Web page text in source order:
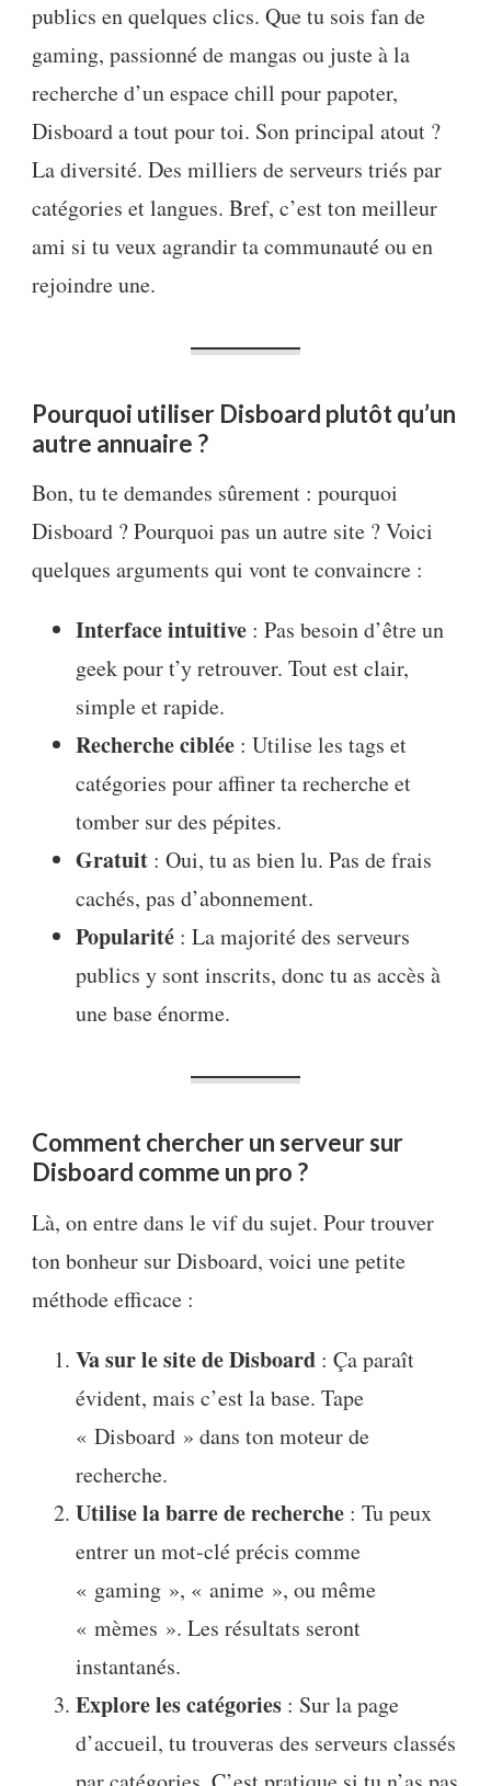
publics en quelques clics. Que tu sois fan de
gaming, passionné de mangas ou juste à la
recherche d’un espace chill pour papoter,
Disboard a tout pour toi. Son principal atout ?
La diversité. Des milliers de serveurs triés par
catégories et langues. Bref, c’est ton meilleur
ami si tu veux agrandir ta communauté ou en
rejoindre une.
Pourquoi utiliser Disboard plutôt qu’un
autre annuaire ?
Bon, tu te demandes sûrement : pourquoi
Disboard ? Pourquoi pas un autre site ? Voici
quelques arguments qui vont te convaincre :
Interface intuitive : Pas besoin d’être un
geek pour t’y retrouver. Tout est clair,
simple et rapide.
Recherche ciblée : Utilise les tags et
catégories pour affiner ta recherche et
tomber sur des pépites.
Gratuit : Oui, tu as bien lu. Pas de frais
cachés, pas d’abonnement.
Popularité : La majorité des serveurs
publics y sont inscrits, donc tu as accès à
une base énorme.
Comment chercher un serveur sur
Disboard comme un pro ?
Là, on entre dans le vif du sujet. Pour trouver
ton bonheur sur Disboard, voici une petite
méthode efficace :
Va sur le site de Disboard : Ça paraît
évident, mais c’est la base. Tape
« Disboard » dans ton moteur de
recherche.
Utilise la barre de recherche : Tu peux
entrer un mot-clé précis comme
« gaming », « anime », ou même
« mèmes ». Les résultats seront
instantanés.
Explore les catégories : Sur la page
d’accueil, tu trouveras des serveurs classés